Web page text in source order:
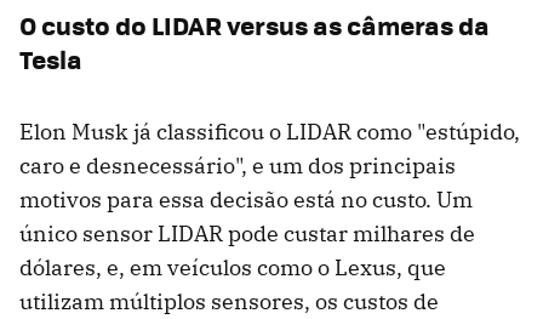
O custo do LIDAR versus as câmeras da
Tesla
Elon Musk já classificou o LIDAR como "estúpido,
caro e desnecessário", e um dos principais
motivos para essa decisão está no custo. Um
único sensor LIDAR pode custar milhares de
dólares, e, em veículos como o Lexus, que
utilizam múltiplos sensores, os custos de